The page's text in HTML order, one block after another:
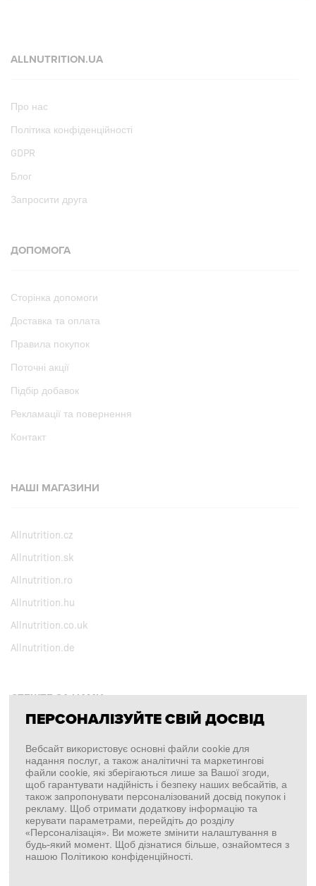
ALLNUTRITION.UA
Про нас
Політика конфіденційності
GDPR
Блог
Запросити друга
ДОПОМОГА
Сторінка допомоги
Доставка та оплата
Правила покупок
Поточні акції
Підбір добавок
Рекламації та повернення
Контакт
НАШІ МАГАЗИНИ
Allnutrition.cz
Allnutrition.sk
Allnutrition.ro
Allnutrition.hu
Allnutrition.co.uk
Allnutrition.de
СТЕЖТЕ ЗА НАМИ
Facebook
Instagram
Copyright © 2026SFD S. A.
ПЛАТЕЖІ ОБРОБЛЯЄ
ПЕРСОНАЛІЗУЙТЕ СВІЙ ДОСВІД
Вебсайт використовує основні файли cookie для
надання послуг, а також аналітичні та маркетингові
файли cookie, які зберігаються лише за Вашої згоди,
щоб гарантувати надійність і безпеку наших вебсайтів, а
також запропонувати персоналізований досвід покупок і
рекламу. Щоб отримати додаткову інформацію та
керувати параметрами, перейдіть до розділу
«Персоналізація». Ви можете змінити налаштування в
будь-який момент. Щоб дізнатися більше, ознайомтеся з
нашою Політикою конфіденційності.